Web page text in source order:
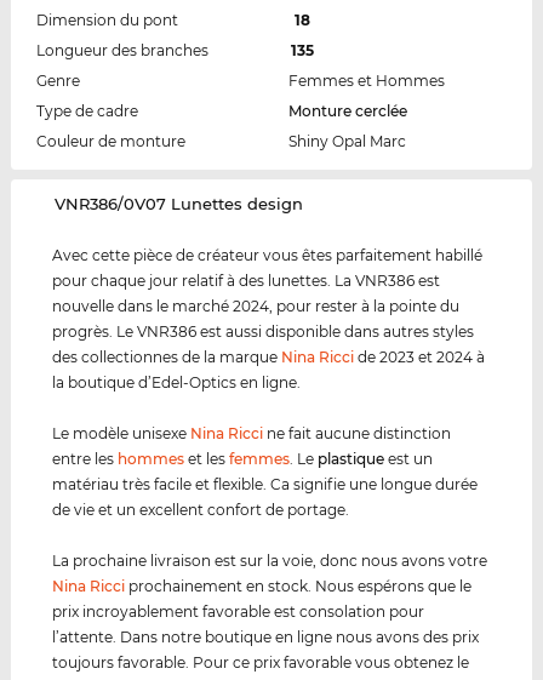
Dimension du pont
18
Longueur des branches
135
Genre
Femmes et Hommes
Type de cadre
Monture cerclée
Couleur de monture
Shiny Opal Marc
‌VNR386/0V07 Lunettes design
Avec cette pièce de créateur vous êtes parfaitement habillé
pour chaque jour relatif à des lunettes. La VNR386 est
nouvelle dans le marché 2024, pour rester à la pointe du
progrès. Le VNR386 est aussi disponible dans autres styles
des collectionnes de la marque Nina Ricci de 2023 et 2024 à
la boutique d’Edel-Optics en ligne.
Le modèle unisexe Nina Ricci ne fait aucune distinction
entre les hommes et lesfemmes . Le plastique est un
matériau très facile et flexible. Ca signifie une longue durée
de vie et un excellent confort de portage.
La prochaine livraison est sur la voie, donc nous avons votre
Nina Ricci prochainement en stock. Nous espérons que le
prix incroyablement favorable est consolation pour
l’attente. Dans notre boutique en ligne nous avons des prix
toujours favorable. Pour ce prix favorable vous obtenez le